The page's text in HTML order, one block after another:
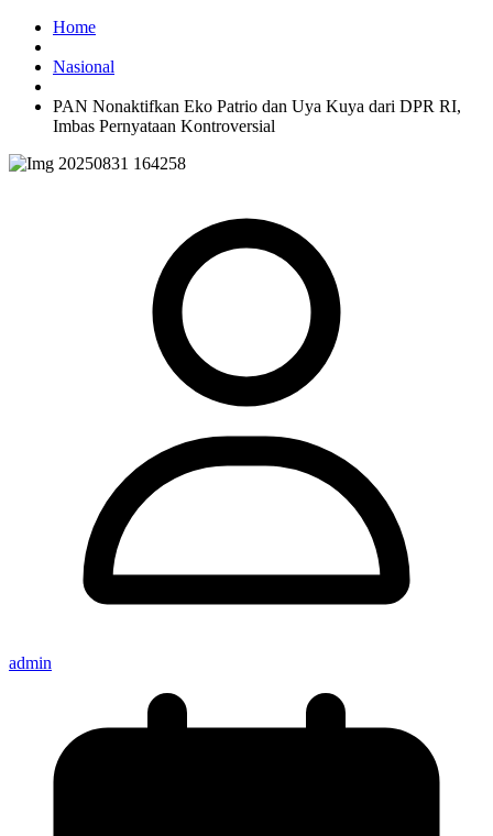
Home
Nasional
PAN Nonaktifkan Eko Patrio dan Uya Kuya dari DPR RI,
Imbas Pernyataan Kontroversial
admin